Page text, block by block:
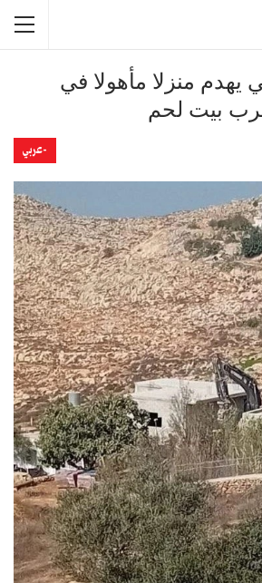
يهدم منزلا مأهولا في
بيت لحم
-عربي